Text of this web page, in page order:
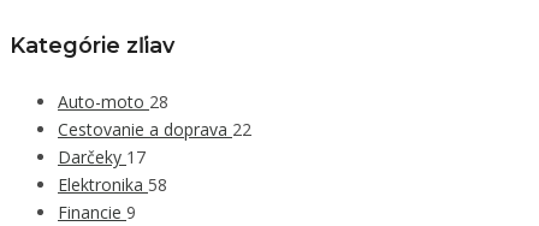
Kategórie zľiav
Auto-moto 28
Cestovanie a doprava 22
Darčeky 17
Elektronika 58
Financie 9